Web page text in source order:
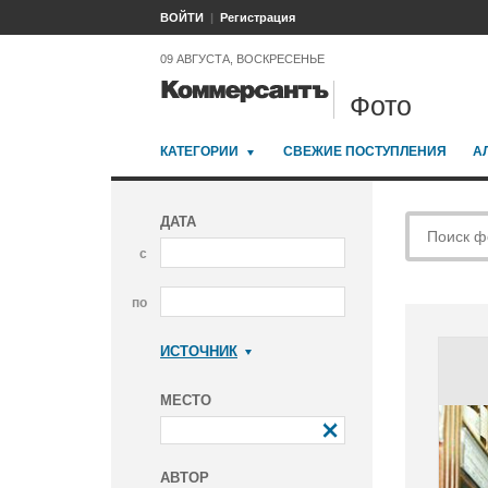
ВОЙТИ Регистрация
09 АВГУСТА, ВОСКРЕСЕНЬЕ
Фото
КАТЕГОРИИ СВЕЖИЕ ПОСТУПЛЕНИЯ
ДАТА
с
по
ИСТОЧНИК
МЕСТО
АВТОР